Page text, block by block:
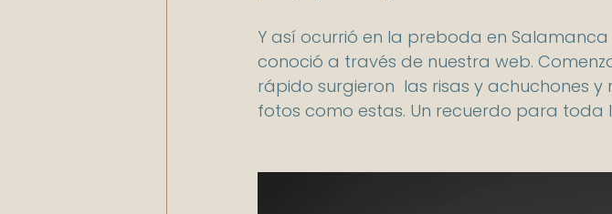
Y así ocurrió en la preboda en
conoció a través de nuestra web.
rápido surgieron  las risas y achuchones
fotos como estas. Un recuerdo para toda